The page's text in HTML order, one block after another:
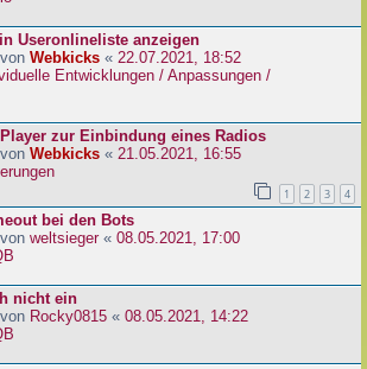
Useronlineliste anzeigen
Webkicks « 22.07.2021, 18:52
Entwicklungen / Anpassungen /
zur Einbindung eines Radios
Webkicks « 21.05.2021, 16:55
1 2 3 4
bei den Bots
weltsieger« 08.05.2021, 17:00
nicht ein
Rocky0815 « 08.05.2021, 14:22